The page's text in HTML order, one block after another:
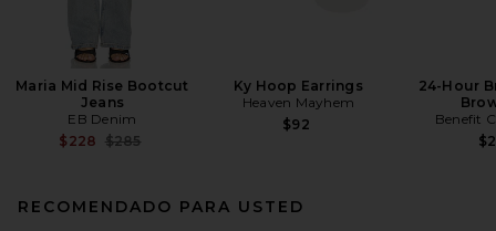
Maria Mid Rise Bootcut
Jeans
EB Denim
$228 Previous price:
$285
Ky Hoop Earrings
Heaven Mayhem
$92
24-Hour
Benefit
RECOMENDADO PARA USTED